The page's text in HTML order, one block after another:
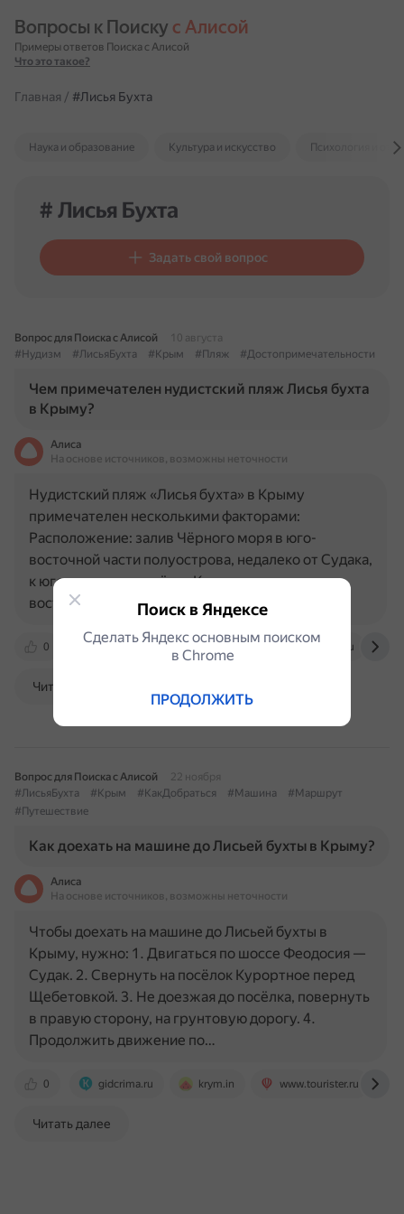
Вопросы к Поиску с Алисой
Примеры ответов Поиска с Алисой
Что это такое?
Главная / #Лисья Бухта
Наука и образование Культура и искусство Психология и
# Лисья Бухта
Задать свой вопрос
Вопрос для Поиска с Алисой
10 августа
#Нудизм
#ЛисьяБухта #Крым #Пляж #Достопримечательности
Чем примечателен нудистский пляж Лисья бухта
в Крыму?
Алиса
На основе источников, возможны неточности
0 www.tourister.ru dzen.ru
Нудистский пляж «Лисья бухта» в Крыму
примечателен несколькими факторами:
Расположение: залив Чёрного моря в юго-
восточной части полуострова, недалеко от Судака,
к юго-западу от посёлка Курортное и к северо-
востоку от посёлка Прибрежное…
Читать далее
Вопрос для Поиска с Алисой
22 ноября
#ЛисьяБухта
#Крым #КакДобраться #Машина
#Маршрут
#Путешествие
Как доехать на машине до Лисьей бухты в Крыму?
Алиса
На основе источников, возможны неточности
0 gidcrima.ru krym.in www.tourister.ru
Чтобы доехать на машине до Лисьей бухты в
Крыму, нужно: 1. Двигаться по шоссе Феодосия —
Судак. 2. Свернуть на посёлок Курортное перед
Щебетовкой. 3. Не доезжая до посёлка, повернуть
в правую сторону, на грунтовую дорогу. 4.
Продолжить движение по…
Читать далее
Поиск в Яндексе
Сделать Яндекс основным поиском
в Сhrome
ПРОДОЛЖИТЬ